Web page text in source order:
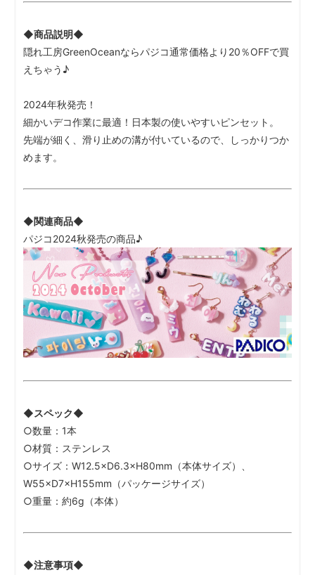
◆商品説明◆
隠れ工房GreenOceanならパジコ通常価格より20％OFFで買
えちゃう♪
2024年秋発売！
細かいデコ作業に最適！日本製の使いやすいピンセット。
先端が細く、滑り止めの溝が付いているので、しっかりつか
めます。
◆関連商品◆
パジコ2024秋発売の商品♪
◆スペック◆
○数量：1本
○材質：ステンレス
○サイズ：W12.5×D6.3×H80mm（本体サイズ）、
W55×D7×H155mm（パッケージサイズ）
○重量：約6g（本体）
◆注意事項◆